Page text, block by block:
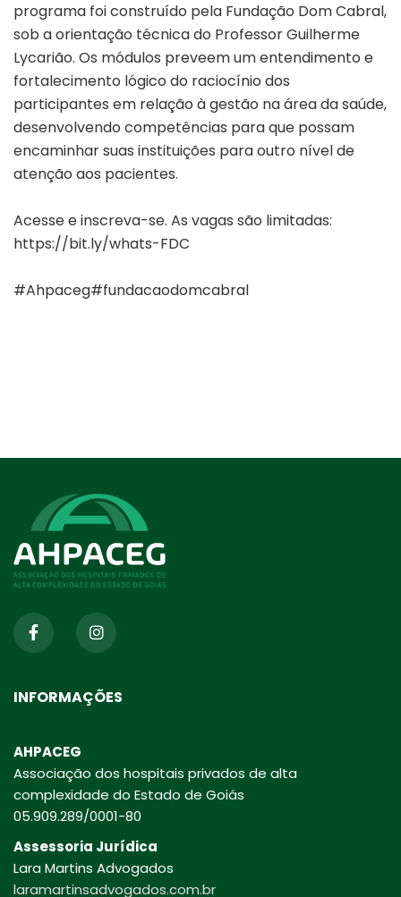
programa foi construído pela Fundação Dom Cabral,
sob a orientação técnica do Professor Guilherme
Lycarião. Os módulos preveem um entendimento e
fortalecimento lógico do raciocínio dos
participantes em relação à gestão na área da saúde,
desenvolvendo competências para que possam
encaminhar suas instituições para outro nível de
atenção aos pacientes.
Acesse e inscreva-se. As vagas são limitadas:
https://bit.ly/whats-FDC
#Ahpaceg#fundacaodomcabral
INFORMAÇÕES
AHPACEG
Associação dos hospitais privados de alta
complexidade do Estado de Goiás
05.909.289/0001-80
Assessoria Jurídica
Lara Martins Advogados
laramartinsadvogados.com.br